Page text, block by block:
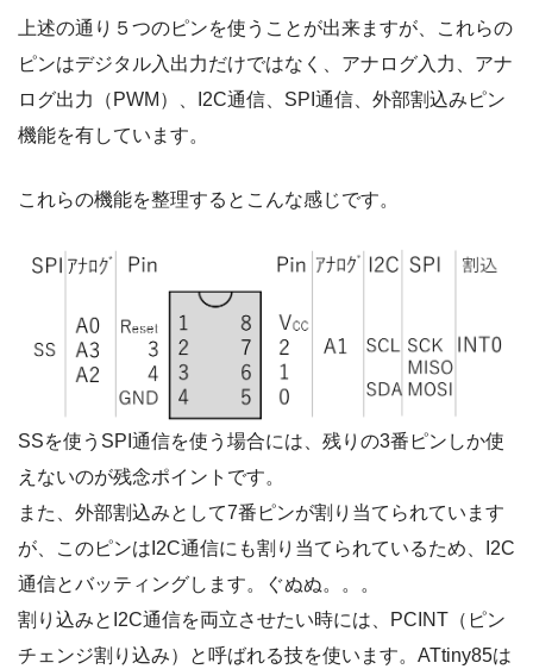
上述の通り５つのピンを使うことが出来ますが、これらの
ピンはデジタル入出力だけではなく、アナログ入力、アナ
ログ出力（PWM）、I2C通信、SPI通信、外部割込みピン
機能を有しています。
これらの機能を整理するとこんな感じです。
SSを使うSPI通信を使う場合には、残りの3番ピンしか使
えないのが残念ポイントです。
また、外部割込みとして7番ピンが割り当てられています
が、このピンはI2C通信にも割り当てられているため、I2C
通信とバッティングします。ぐぬぬ。。。
割り込みとI2C通信を両立させたい時には、PCINT（ピン
チェンジ割り込み）と呼ばれる技を使います。ATtiny85は